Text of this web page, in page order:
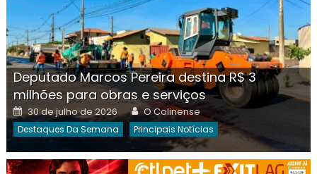
Deputado Marcos Pereira destina R$ 3
milhões para obras e serviços
Posted
on
30 de julho de 2026 Author
O Colinense
Destaques Da Semana Principais Notícias